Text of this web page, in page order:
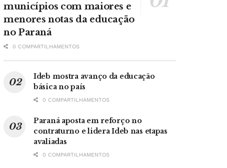
municípios com maiores e
menores notas da educação
no Paraná
0 COMPARTILHAMENTOS
Ideb mostra avanço da educação
básica no país
0 COMPARTILHAMENTOS
Paraná aposta em reforço no
contraturno e lidera Ideb nas etapas
avaliadas
0 COMPARTILHAMENTOS